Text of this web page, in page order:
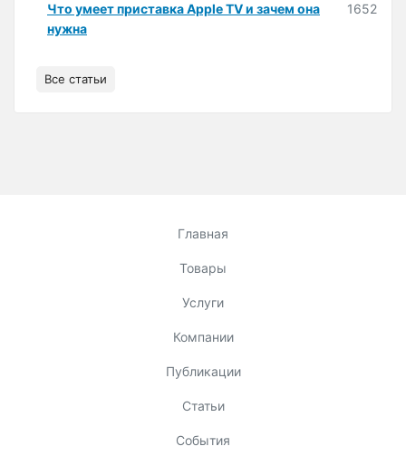
Что умеет приставка Apple TV и зачем она
нужна
1652
Все статьи
Главная
Товары
Услуги
Компании
Публикации
Статьи
События